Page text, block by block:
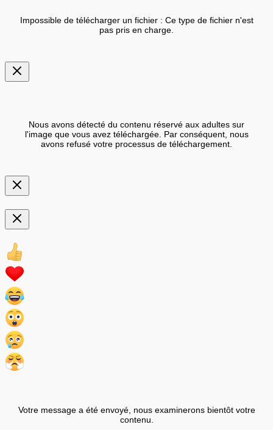
Impossible de télécharger un fichier : Ce type de fichier n'est
pas pris en charge.
Nous avons détecté du contenu réservé aux adultes sur
l'image que vous avez téléchargée. Par conséquent, nous
avons refusé votre processus de téléchargement.
Votre message a été envoyé, nous examinerons bientôt votre
contenu.